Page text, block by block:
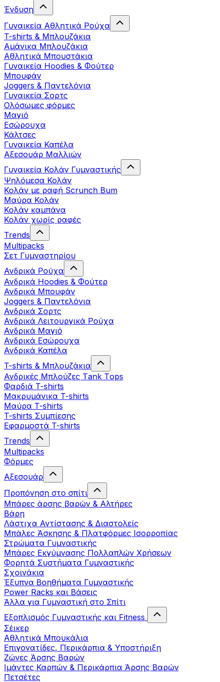
Ένδυση
Γυναικεία Αθλητικά Ρούχα
T-shirts & Μπλουζάκια
Αμάνικα Μπλουζάκια
Aθλητικά Μπουστάκια
Γυναικεία Hoodies & Φούτερ
Μπουφάν
Joggers & Παντελόνια
Γυναικεία Σορτς
Ολόσωμες φόρμες
Μαγιό
Εσώρουχα
Κάλτσες
Γυναικεία Καπέλα
Αξεσουάρ Μαλλιών
Γυναικεία Κολάν Γυμναστικής
Ψηλόμεσα Κολάν
Κολάν με ραφή Scrunch Bum
Μαύρα Κολάν
Κολάν καμπάνα
Κολάν χωρίς ραφές
Trends
Multipacks
Σετ Γυμναστηρίου
Ανδρικά Ρούχα
Ανδρικά Hoodies & Φούτερ
Ανδρικά Μπουφάν
Joggers & Παντελόνια
Ανδρικά Σορτς
Ανδρικά Λειτουργικά Ρούχα
Ανδρικά Μαγιό
Ανδρικά Εσώρουχα
Ανδρικά Καπέλα
T-shirts & Μπλουζάκια
Ανδρικές Mπλούζες Τank Τops
Φαρδιά T-shirts
Μακρυμάνικα T-shirts
Μαύρα T-shirts
T-shirts Συμπίεσης
Εφαρμοστά T-shirts
Trends
Multipacks
Φόρμες
Αξεσουάρ
Προπόνηση στο σπίτι
Μπάρες άρσης βαρών & Αλτήρες
Βάρη
Λάστιχα Αντίστασης & Διαστολείς
Μπάλες Άσκησης & Πλατφόρμες Ισορροπίας
Στρώματα Γυμναστικής
Μπάρες Εκγύμνασης Πολλαπλών Χρήσεων
Φορητά Συστήματα Γυμναστικής
Σχοινάκια
Έξυπνα Βοηθήματα Γυμναστικής
Power Racks και Βάσεις
Άλλα για Γυμναστική στο Σπίτι
Εξοπλισμός Γυμναστικής και Fitness
Σέικερ
Αθλητικά Μπουκάλια
Επιγονατίδες, Περικάρπια & Υποστήριξη
Ζώνες Άρσης Βαρών
Ιμάντες Καρπών & Περικάρπια Άρσης Βαρών
Πετσέτες